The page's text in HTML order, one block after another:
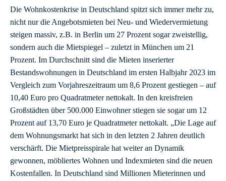
Die Wohnkostenkrise in Deutschland spitzt sich immer mehr zu,
nicht nur die Angebotsmieten bei Neu- und Wiedervermietung
steigen massiv, z.B. in Berlin um 27 Prozent sogar zweistellig,
sondern auch die Mietspiegel – zuletzt in München um 21
Prozent. Im Durchschnitt sind die Mieten inserierter
Bestandswohnungen in Deutschland im ersten Halbjahr 2023 im
Vergleich zum Vorjahreszeitraum um 8,6 Prozent gestiegen – auf
10,40 Euro pro Quadratmeter nettokalt. In den kreisfreien
Großstädten über 500.000 Einwohner stiegen sie sogar um 12
Prozent auf 13,70 Euro je Quadratmeter nettokalt. „Die Lage auf
dem Wohnungsmarkt hat sich in den letzten 2 Jahren deutlich
verschärft. Die Mietpreisspirale hat weiter an Dynamik
gewonnen, möbliertes Wohnen und Indexmieten sind die neuen
Kostenfallen. In Deutschland sind Millionen Mieterinnen und